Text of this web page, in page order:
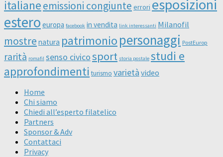
italianeemissioni congiunte errori esposizioni
estero europa facebook in vendita link interessanti Milanofil
mostre natura patrimonio personaggi PostEurop
rarità romafil senso civicosport storia postale studi e
approfondimenti turismo varietà video
Home
Chi siamo
Chiedi all’esperto filatelico
Partners
Sponsor & Adv
Contattaci
Privacy